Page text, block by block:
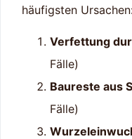
häufigsten
Verfettung
Fälle)
Baureste aus
Fälle)